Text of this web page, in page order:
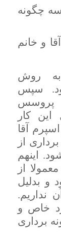
چگونه
و خانم
به روش
سپس
پروسس
این کار
آقا
از
اینهم
از
و بدلیل
نداریم.
خاص و
برداری